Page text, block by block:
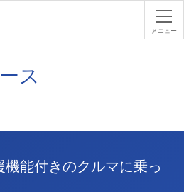
パーク２
メニュー
ス
能付きのクルマに乗っ